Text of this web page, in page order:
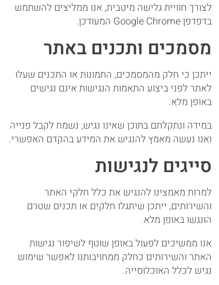
לצורך חוויית גלישה מיטבית, אנו ממליצים להשתמש
בדפדפן Google Chrome המעודכן.
מסמכים ותכנים באתר
ייתכן כי חלק מהמסמכים, התמונות או התכנים שעלו
לאתר לפני ביצוע התאמות הנגישות אינם נגישים
באופן מלא.
במידה ונתקלתם בתוכן שאינו נגיש, נשמח לקבל פנייה
ואנו נעשה מאמץ להנגיש את המידע בהקדם האפשרי.
סייגים לנגישות
למרות מאמצינו להנגיש את כלל חלקי האתר
והשירותים, ייתכן שיתגלו חלקים או תכנים שטרם
הונגשו באופן מלא.
אנו ממשיכים לפעול באופן שוטף לשיפור נגישות
האתר והשירותים כחלק ממחויבותנו לאפשר שימוש
נגיש לכלל האוכלוסייה.